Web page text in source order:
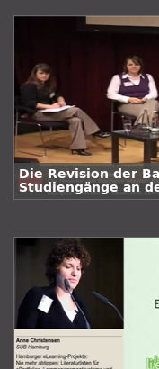
Die Revision der
Studiengänge an